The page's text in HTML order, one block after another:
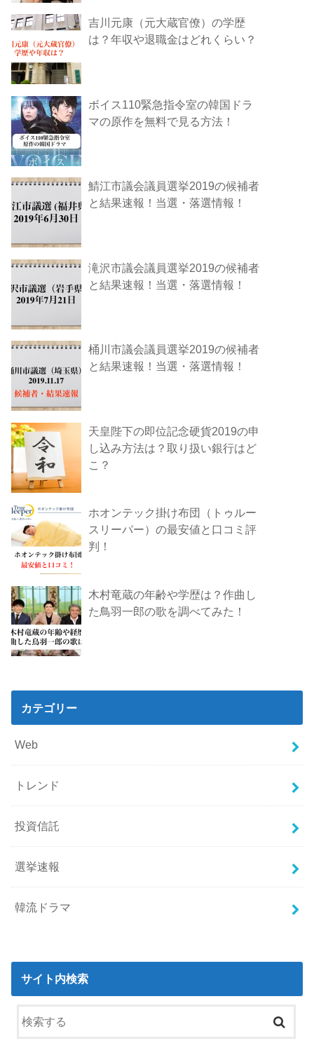
吉川元康（元大蔵官僚）の学歴
は？年収や退職金はどれくらい？
ボイス110緊急指令室の韓国ドラ
マの原作を無料で見る方法！
鯖江市議会議員選挙2019の候補者
と結果速報！当選・落選情報！
滝沢市議会議員選挙2019の候補者
と結果速報！当選・落選情報！
桶川市議会議員選挙2019の候補者
と結果速報！当選・落選情報！
天皇陛下の即位記念硬貨2019の申
し込み方法は？取り扱い銀行はど
こ？
ホオンテック掛け布団（トゥルー
スリーパー）の最安値と口コミ評
判！
木村竜蔵の年齢や学歴は？作曲し
た鳥羽一郎の歌を調べてみた！
カテゴリー
Web
トレンド
投資信託
選挙速報
韓流ドラマ
サイト内検索